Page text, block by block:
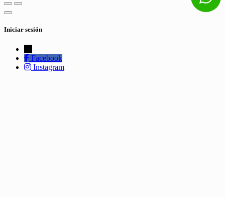
Iniciar sesión
Facebook
Instagram